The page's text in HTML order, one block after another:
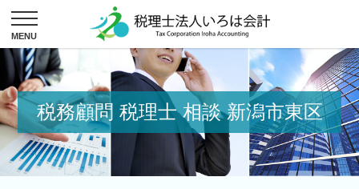
税務顧問 税理士 相談 新潟市東区